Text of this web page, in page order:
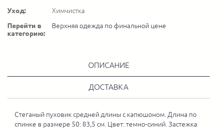
Уход:
Химчистка
Перейти в
категорию:
Верхняя одежда по финальной цене
ОПИСАНИЕ
ДОСТАВКА
Стеганый пуховик средней длины с капюшоном. Длина по
спинке в размере 50: 83,5 см. Цвет: темно-синий. Застежка